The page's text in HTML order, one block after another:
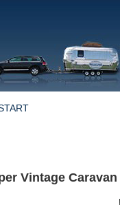
Vintage Caravan